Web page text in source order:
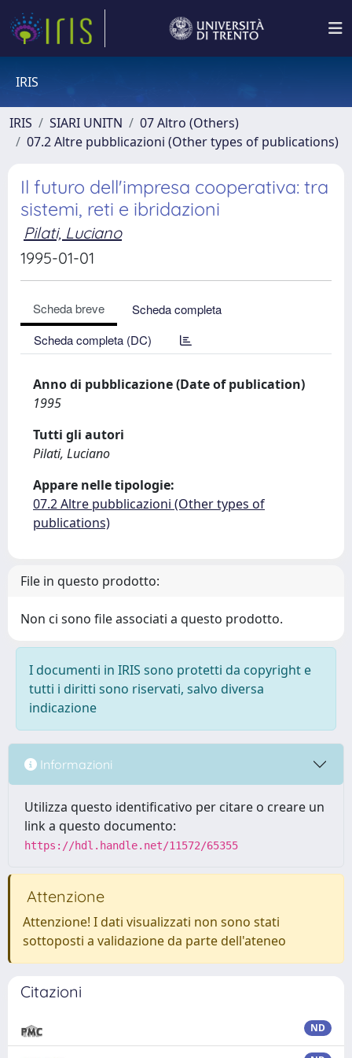
IRIS
IRIS SIARI UNITN
07 Altro (Others)
07.2 Altre pubblicazioni (Other types of publications)
Il futuro dell'impresa cooperativa: tra
sistemi, reti e ibridazioni
Pilati, Luciano
1995-01-01
Scheda breve
Scheda completa
Scheda completa (DC)
Anno di pubblicazione (Date of publication)
1995
Tutti gli autori
Pilati, Luciano
Appare nelle tipologie:
07.2 Altre pubblicazioni (Other types of
publications)
File in questo prodotto:
Non ci sono file associati a questo prodotto.
I documenti in IRIS sono protetti da copyright e
tutti i diritti sono riservati, salvo diversa
indicazione
Informazioni
Utilizza questo identificativo per citare o creare un
link a questo documento:
https://hdl.handle.net/11572/65355
Attenzione
Attenzione! I dati visualizzati non sono stati
sottoposti a validazione da parte dell'ateneo
Citazioni
ND